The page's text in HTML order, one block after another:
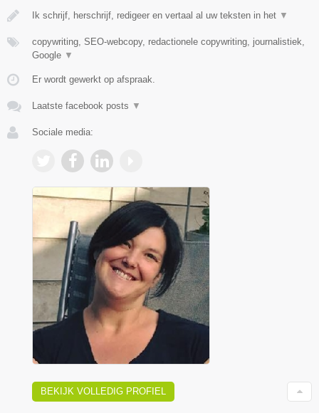
Ik schrijf, herschrijf, redigeer en vertaal al uw teksten in het ▼
copywriting, SEO-webcopy, redactionele copywriting, journalistiek,
Google ▼
Er wordt gewerkt op afspraak.
Laatste facebook posts ▼
Sociale media:
BEKIJK VOLLEDIG PROFIEL